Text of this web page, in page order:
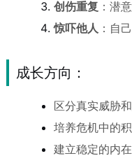
创伤重复 ：潜
惊吓他人 ：自
成长方向：
区分真实威胁
培养危机中的
建立稳定的内